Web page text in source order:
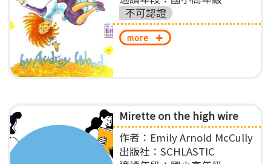
不可認證
more
Mirette on the high wire
作者：Emily Arnold McCully
出版社：SCHLASTIC